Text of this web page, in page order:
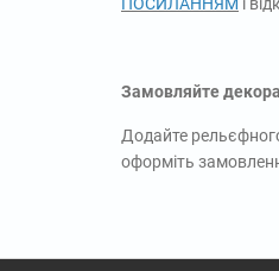
Замовляйте
Додайте
оформіть